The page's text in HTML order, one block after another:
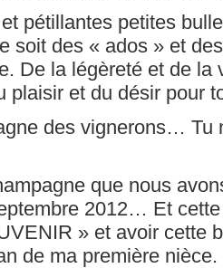
pétillantes petites
soit des « ados » et
De la légèreté et de la
et du désir pour
des vignerons… Tu
que nous
2012… Et cette
» et avoir cette
de ma première nièce.